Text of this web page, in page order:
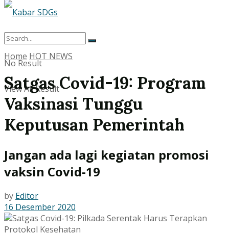
No Result
View All Result
Home HOT NEWS
Satgas Covid-19: Program
Vaksinasi Tunggu
Keputusan Pemerintah
Jangan ada lagi kegiatan promosi
vaksin Covid-19
by Editor
16 Desember 2020